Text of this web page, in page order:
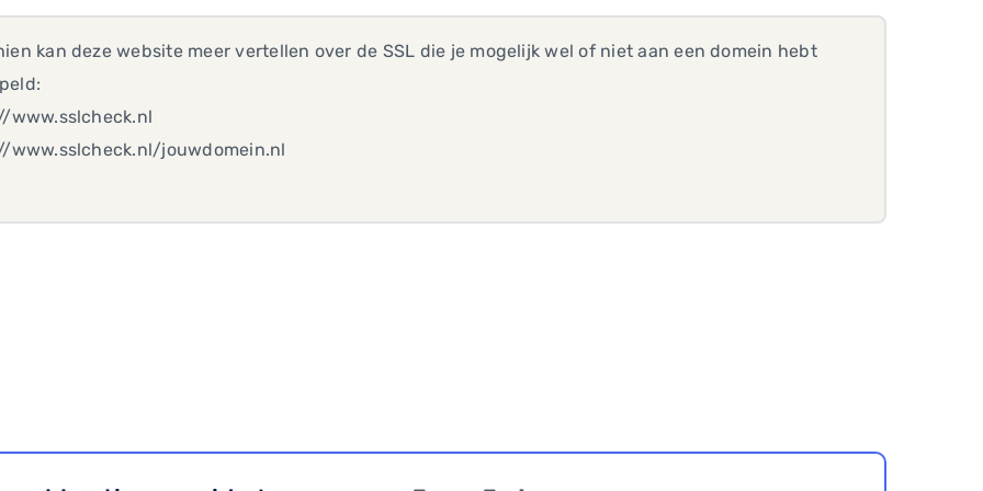
kan deze website meer vertellen over de SSL die je mogelijk wel of niet aan een domein hebt
www.sslcheck.nl
www.sslcheck.nl/jouwdomein.nl